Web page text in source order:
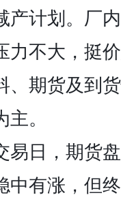
产计划。厂
力不大，挺
、期货及到
。
易日，期货
中有涨，但